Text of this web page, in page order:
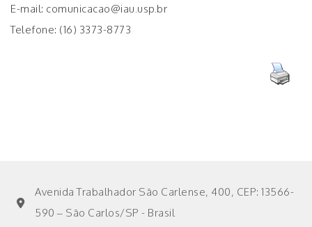
E-mail: comunicacao@iau.usp.br
Telefone: (16) 3373-8773
Avenida Trabalhador São Carlense, 400, CEP: 13566-
590 – São Carlos/SP - Brasil